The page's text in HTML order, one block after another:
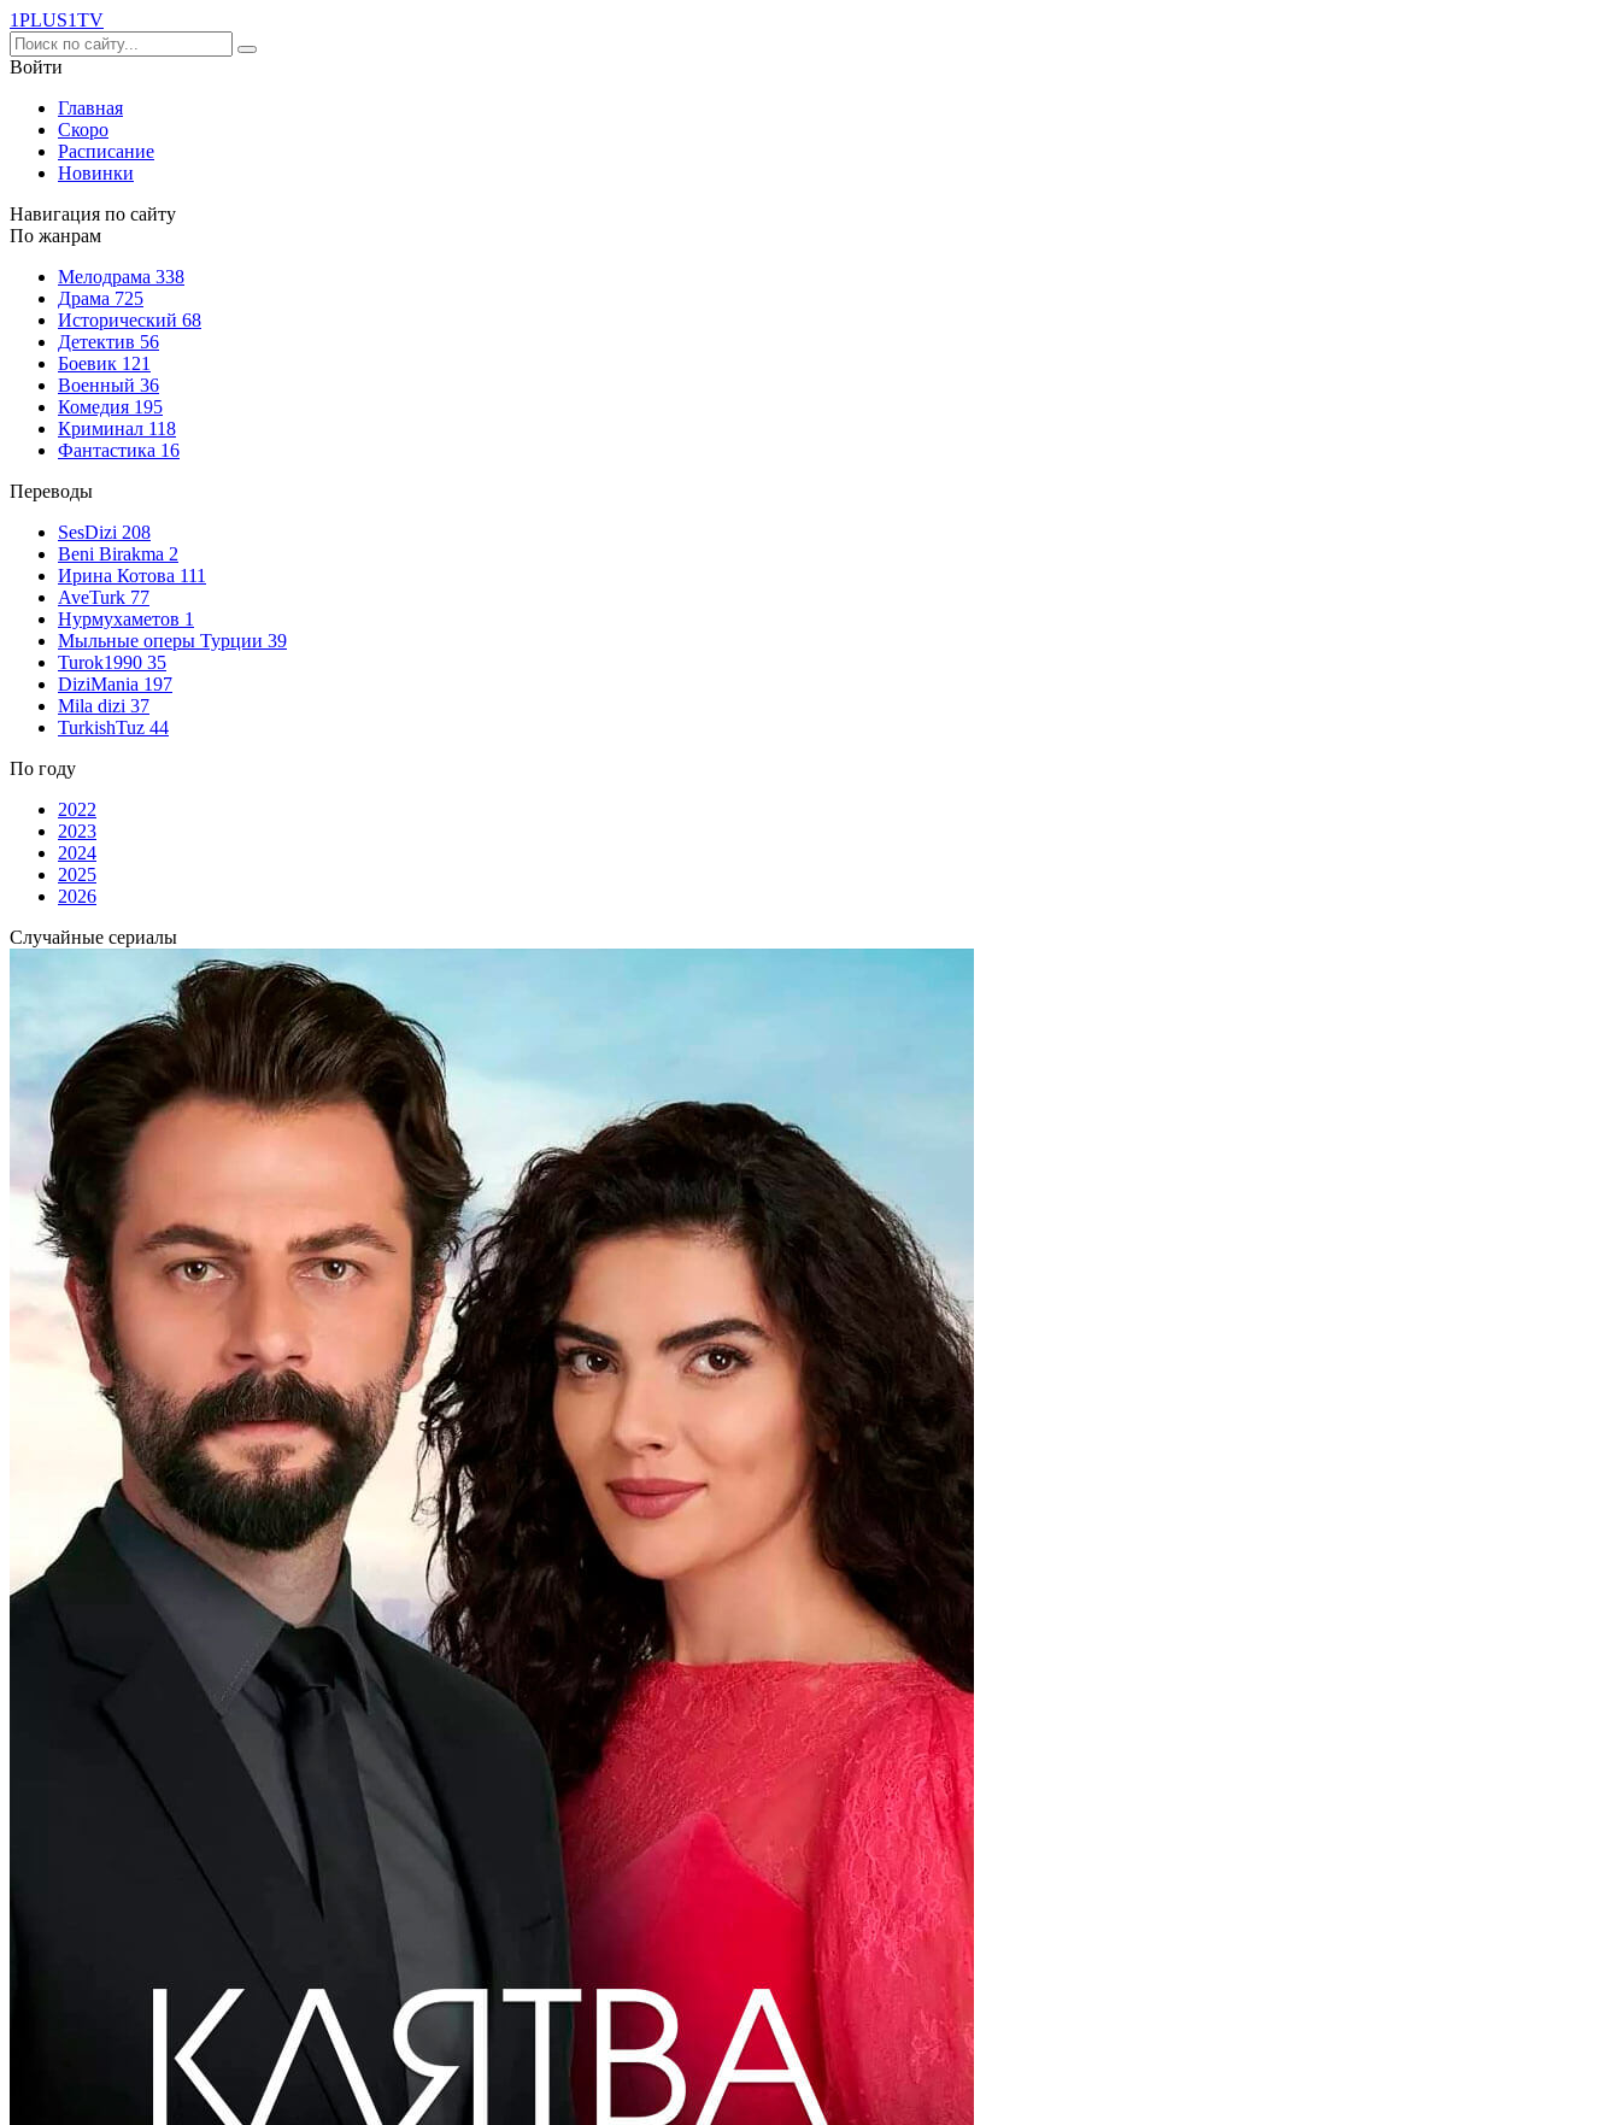
1PLUS1TV
Войти
Главная
Скоро
Расписание
Новинки
Навигация по сайту
По жанрам
Мелодрама 338
Драма 725
Исторический 68
Детектив 56
Боевик 121
Военный 36
Комедия 195
Криминал 118
Фантастика 16
Переводы
SesDizi 208
Beni Birakma 2
Ирина Котова 111
AveTurk 77
Нурмухаметов 1
Мыльные оперы Турции 39
Turok1990 35
DiziMania 197
Mila dizi 37
TurkishTuz 44
По году
2022
2023
2024
2025
2026
Случайные сериалы